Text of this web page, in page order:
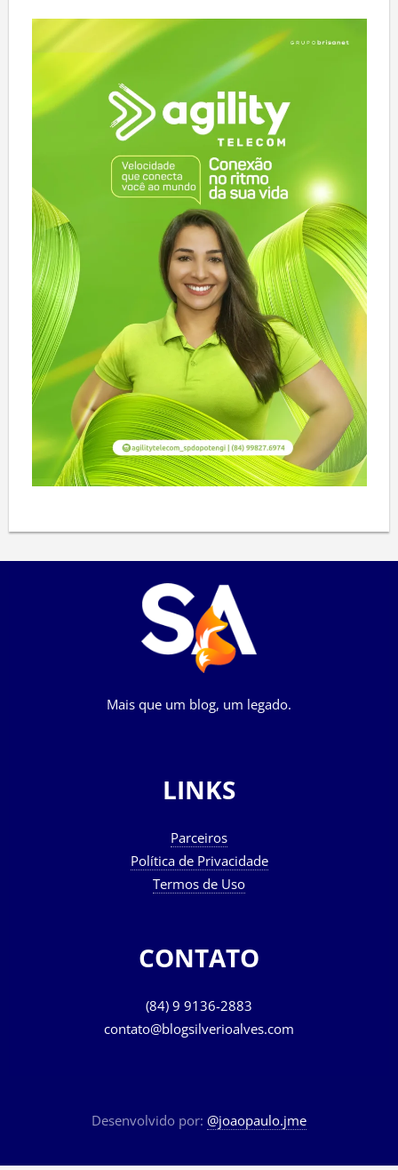
Mais que um blog, um legado.
LINKS
Parceiros
Política de Privacidade
Termos de Uso
CONTATO
(84) 9 9136-2883
contato@blogsilverioalves.com
Desenvolvido por: @joaopaulo.jme